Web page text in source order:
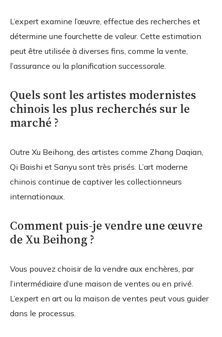
L’expert examine l’œuvre, effectue des recherches et
détermine une fourchette de valeur. Cette estimation
peut être utilisée à diverses fins, comme la vente,
l’assurance ou la planification successorale.
Quels sont les artistes modernistes
chinois les plus recherchés sur le
marché ?
Outre Xu Beihong, des artistes comme Zhang Daqian,
Qi Baishi et Sanyu sont très prisés. L’art moderne
chinois continue de captiver les collectionneurs
internationaux.
Comment puis-je vendre une œuvre
de Xu Beihong ?
Vous pouvez choisir de la vendre aux enchères, par
l’intermédiaire d’une maison de ventes ou en privé.
L’expert en art ou la maison de ventes peut vous guider
dans le processus.